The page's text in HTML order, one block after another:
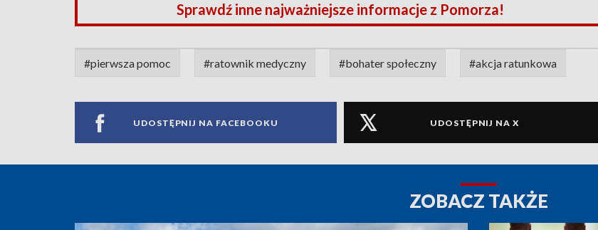
Sprawdź inne najważniejsze informacje z Pomorza!
#pierwsza pomoc #ratownik medyczny #bohater społeczny #akcja ratunkowa
UDOSTĘPNIJ NA FACEBOOKU UDOSTĘPNIJ NA X
ZOBACZ TAKŻE